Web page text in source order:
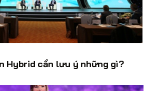
Hybrid cần lưu ý những gì?